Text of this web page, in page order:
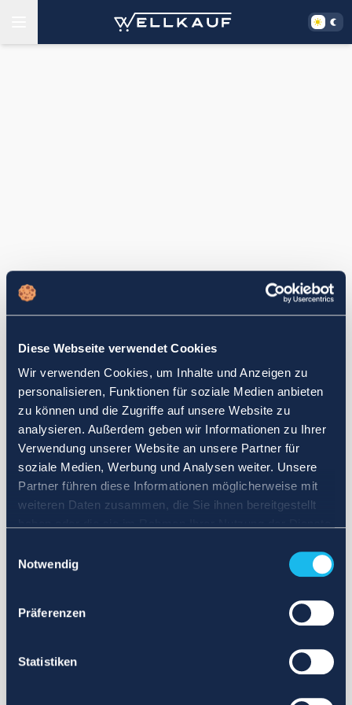
Diese Webseite verwendet Cookies
Wir verwenden Cookies, um Inhalte und Anzeigen zu
personalisieren, Funktionen für soziale Medien anbieten
zu können und die Zugriffe auf unsere Website zu
analysieren. Außerdem geben wir Informationen zu Ihrer
Verwendung unserer Website an unsere Partner für
soziale Medien, Werbung und Analysen weiter. Unsere
Partner führen diese Informationen möglicherweise mit
weiteren Daten zusammen, die Sie ihnen bereitgestellt
Notwendig
Präferenzen
Statistiken